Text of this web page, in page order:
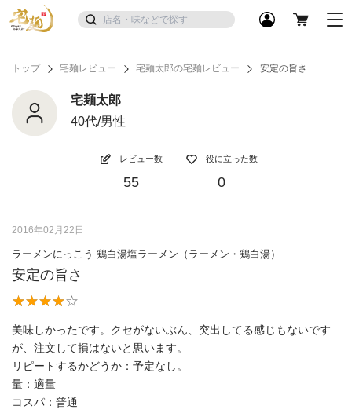
トップ 宅麺レビュー 宅麺太郎の宅麺レビュー 安定の旨さ
宅麺太郎
40代/男性
レビュー数
55
役に立った数
0
2016年02月22日
ラーメンにっこう 鶏白湯塩ラーメン（ラーメン・鶏白湯）
安定の旨さ
美味しかったです。クセがないぶん、突出してる感じもないです
が、注文して損はないと思います。
リピートするかどうか：予定なし。
量：適量
コスパ：普通